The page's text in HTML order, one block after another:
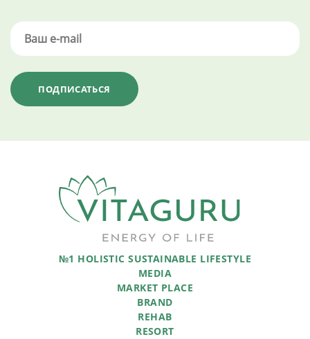
№1 HOLISTIC SUSTAINABLE LIFESTYLE
MEDIA
MARKET PLACE
BRAND
REHAB
RESORT